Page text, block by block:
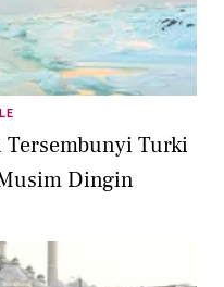
Turki
Dingin